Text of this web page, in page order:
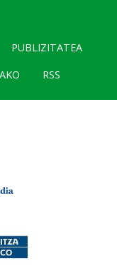
PUBLIZITATEA
RSS